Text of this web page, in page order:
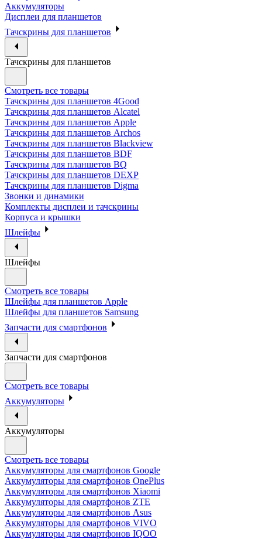
Аккумуляторы
Дисплеи для планшетов
Тачскрины для планшетов
Тачскрины для планшетов
Смотреть все товары
Тачскрины для планшетов 4Good
Тачскрины для планшетов Alcatel
Тачскрины для планшетов Apple
Тачскрины для планшетов Archos
Тачскрины для планшетов Blackview
Тачскрины для планшетов BDF
Тачскрины для планшетов BQ
Тачскрины для планшетов DEXP
Тачскрины для планшетов Digma
Звонки и динамики
Комплекты дисплеи и тачскрины
Корпуса и крышки
Шлейфы
Шлейфы
Смотреть все товары
Шлейфы для планшетов Apple
Шлейфы для планшетов Samsung
Запчасти для смартфонов
Запчасти для смартфонов
Смотреть все товары
Аккумуляторы
Аккумуляторы
Смотреть все товары
Аккумуляторы для смартфонов Google
Аккумуляторы для смартфонов OnePlus
Аккумуляторы для смартфонов Xiaomi
Аккумуляторы для смартфонов ZTE
Аккумуляторы для cмартфонов Asus
Аккумуляторы для смартфонов VIVO
Аккумуляторы для смартфонов IQOO